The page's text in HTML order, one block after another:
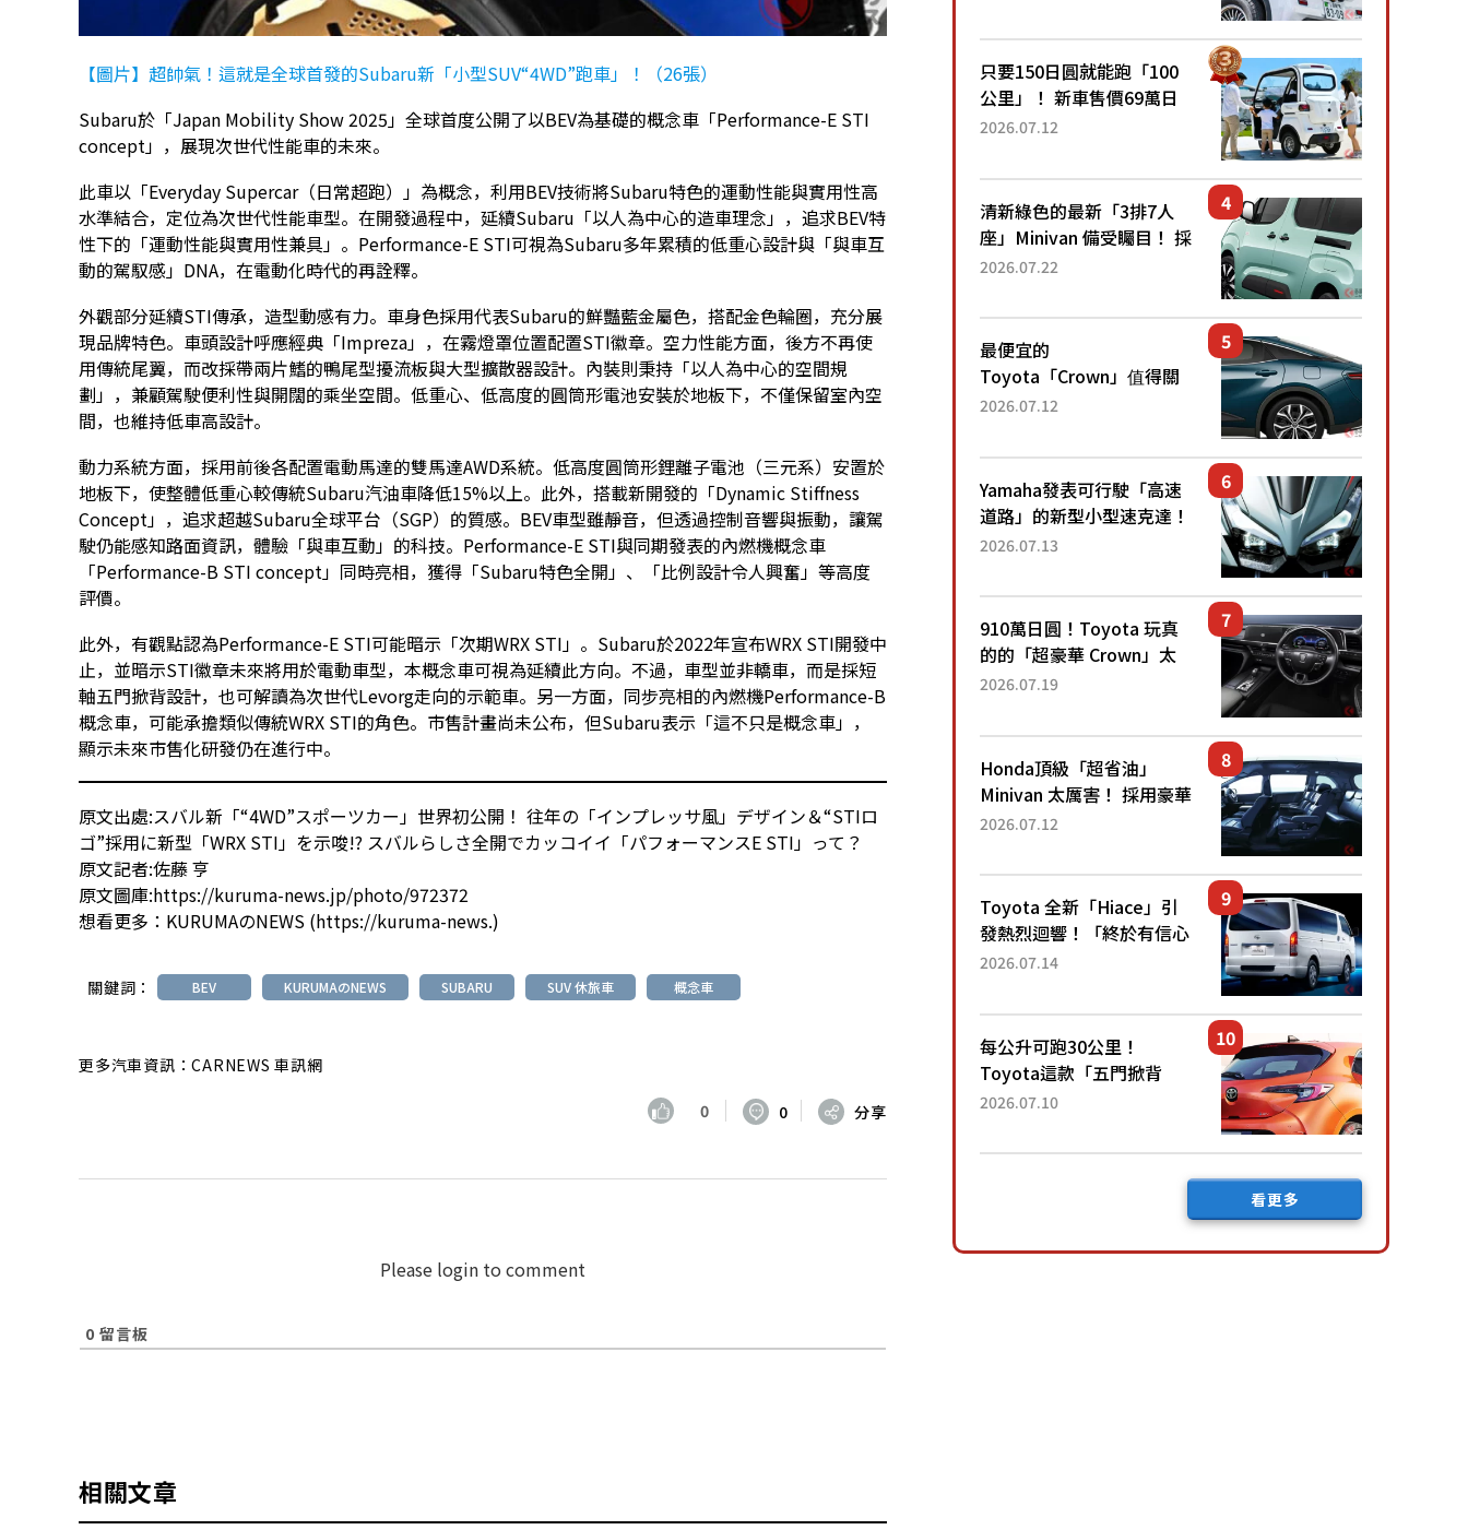
【圖片】超帥氣！這就是全球首發的Subaru新「小型SUV“4WD”跑車」！（26張）
Subaru於「Japan Mobility Show 2025」全球首度公開了以BEV為基礎的概念車「Performance-E STI
concept」，展現次世代性能車的未來。
此車以「Everyday Supercar（日常超跑）」為概念，利用BEV技術將Subaru特色的運動性能與實用性高
水準結合，定位為次世代性能車型。在開發過程中，延續Subaru「以人為中心的造車理念」，追求BEV特
性下的「運動性能與實用性兼具」。Performance-E STI可視為Subaru多年累積的低重心設計與「與車互
動的駕馭感」DNA，在電動化時代的再詮釋。
外觀部分延續STI傳承，造型動感有力。車身色採用代表Subaru的鮮豔藍金屬色，搭配金色輪圈，充分展
現品牌特色。車頭設計呼應經典「Impreza」，在霧燈罩位置配置STI徽章。空力性能方面，後方不再使
用傳統尾翼，而改採帶兩片鰭的鴨尾型擾流板與大型擴散器設計。內裝則秉持「以人為中心的空間規
劃」，兼顧駕駛便利性與開闊的乘坐空間。低重心、低高度的圓筒形電池安裝於地板下，不僅保留室內空
間，也維持低車高設計。
動力系統方面，採用前後各配置電動馬達的雙馬達AWD系統。低高度圓筒形鋰離子電池（三元系）安置於
地板下，使整體低重心較傳統Subaru汽油車降低15%以上。此外，搭載新開發的「Dynamic Stiffness
Concept」，追求超越Subaru全球平台（SGP）的質感。BEV車型雖靜音，但透過控制音響與振動，讓駕
駛仍能感知路面資訊，體驗「與車互動」的科技。Performance-E STI與同期發表的內燃機概念車
「Performance-B STI concept」同時亮相，獲得「Subaru特色全開」、「比例設計令人興奮」等高度
評價。
此外，有觀點認為Performance-E STI可能暗示「次期WRX STI」。Subaru於2022年宣布WRX STI開發中
止，並暗示STI徽章未來將用於電動車型，本概念車可視為延續此方向。不過，車型並非轎車，而是採短
軸五門掀背設計，也可解讀為次世代Levorg走向的示範車。另一方面，同步亮相的內燃機Performance-B
概念車，可能承擔類似傳統WRX STI的角色。市售計畫尚未公布，但Subaru表示「這不只是概念車」，
顯示未來市售化研發仍在進行中。
原文出處:スバル新「“4WD”スポーツカー」世界初公開！ 往年の「インプレッサ風」デザイン＆“STIロ
ゴ”採用に新型「WRX STI」を示唆!? スバルらしさ全開でカッコイイ「パフォーマンスE STI」って？
原文記者:佐藤 亨
原文圖庫:https://kuruma-news.jp/photo/972372
想看更多： KURUMAのNEWS (https://kuruma-news.)
關鍵詞： BEV KURUMAのNEWS SUBARU SUV 休旅車 概念車
更多汽車資訊：CARNEWS 車訊網
0 0 分享
Please login to comment
0 留言板
相關文章
日圓就能跑100公里」「小
朋友坐得...
只要150日圓就能跑「100
公里」！ 新車售價69萬日
圓的「3人座」Trike大受歡
為何能迅速熱賣？
2026.07.12
清新綠色的最新「3排7人
座」Minivan 備受矚目！ 採
用全長4.7公尺剛剛好的車
還推出467萬元日圓起的5
人座版...
2026.07.22
最便宜的
Toyota「Crown」值得關
注！ 搭載4WD、每公升
眼！ 配備豐富、超越售價
水準，堪稱高CP值代表的
「...
2026.07.12
Yamaha發表可行駛「高速
道路」的新型小型速克達！
搭載能享受超強勁「渦輪
高階「Super Sport」車款
相同的...
2026.07.13
910萬日圓！Toyota 玩真
的的「超豪華 Crown」太
厲害了！採用由「匠人技
運動化「底盤設定」！還配
備專屬豪華...
2026.07.19
Honda頂級「超省油」
Minivan 太厲害！ 採用豪華
「真皮座椅」與專屬「黑色
公里，兼具優異節能表現與
舒適「三...
2026.07.12
Toyota 全新「Hiace」引
發熱烈迴響！「終於有信心
下訂了！」「哪個等級交車
後竟然還要等「超過半年」
才能交車？...
2026.07.14
每公升可跑30公里！
Toyota這款「五門掀背
車」真的很厲害！ 擁有全
尺寸」，配備全面升級！
2026.07.10
看更多